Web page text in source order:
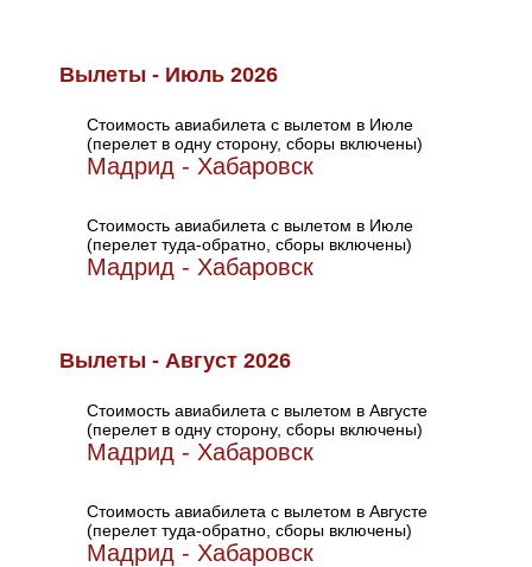
Вылеты - Июль 2026
Стоимость авиабилета с вылетом в Июле
(перелет в одну сторону, сборы включены)
Мадрид - Хабаровск
Стоимость авиабилета с вылетом в Июле
(перелет туда-обратно, сборы включены)
Мадрид - Хабаровск
Вылеты - Август 2026
Стоимость авиабилета с вылетом в Августе
(перелет в одну сторону, сборы включены)
Мадрид - Хабаровск
Стоимость авиабилета с вылетом в Августе
(перелет туда-обратно, сборы включены)
Мадрид - Хабаровск